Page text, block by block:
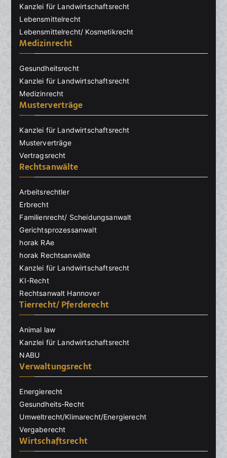
Kanzlei für Landwirtschaftsrecht
Lebensmittelrecht
Lebensmittelrecht/ Kosmetikrecht
Medizinrecht
Gesundheitsrecht
Kanzlei für Landwirtschaftsrecht
Medizinrecht
Musterverträge
Kanzlei für Landwirtschaftsrecht
Musterverträge
Vertragsrecht
Rechtsanwälte
Arbeitsrechtler
Erbrecht
Familienrecht/ Scheidungsanwalt
Gerichtsprozessanwalt
horak RAe
horak Rechtsanwälte
Kanzlei für Landwirtschaftsrecht
KI-Recht
Rechtsanwalt Hannover
Tierrecht/ Pferderecht
Animal law
Kanzlei für Landwirtschaftsrecht
NABU
Verwaltungsrecht
Energierecht
Gesundheits-Recht
Umweltrecht/Klimarecht/Energierecht
Vergaberecht
Wirtschaftsrecht